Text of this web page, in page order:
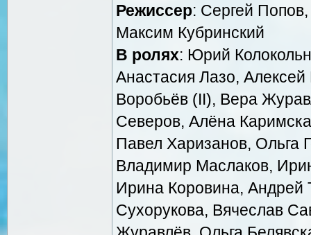
Режиссер: Сергей
Максим Кубринский
В ролях: Юрий
Анастасия Лазо,
Воробьёв (II), Вера
Северов, Алёна
Павел Харизанов, Ольга
Владимир Маслаков,
Ирина Коровина, Андрей
Сухорукова, Вячеслав